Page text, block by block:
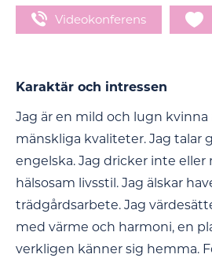
Videokonferens
Karaktär och intressen
Jag är en mild och lugn
mänskliga kvaliteter. Jag talar
engelska. Jag dricker inte eller
hälsosam livsstil. Jag älskar
trädgårdsarbete. Jag
med värme och harmoni, en
verkligen känner sig hemma.